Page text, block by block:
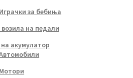
Играчки за бебиња
на педали
акумулатор
Мотори